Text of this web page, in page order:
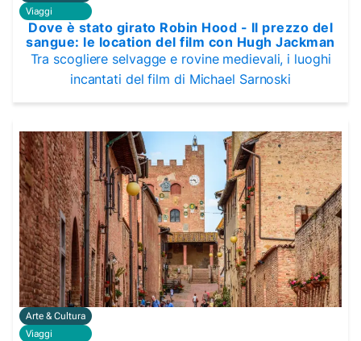
Viaggi
Dove è stato girato Robin Hood - Il prezzo del
sangue: le location del film con Hugh Jackman
Tra scogliere selvagge e rovine medievali, i luoghi
incantati del film di Michael Sarnoski
Arte & Cultura
Viaggi